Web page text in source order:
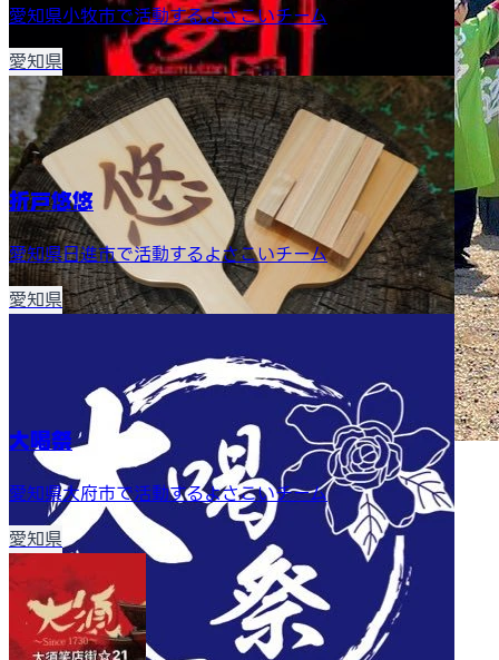
愛知県小牧市で活動するよさこいチーム
愛知県
折戸悠悠
愛知県日進市で活動するよさこいチーム
愛知県
大喝祭
愛知県大府市で活動するよさこいチーム
愛知県